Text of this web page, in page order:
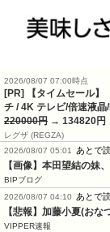
2026/08/07 07:00時点
[PR] 【タイムセール】
チ / 4K テレビ/倍速液
220000円 → 134820円
レグザ (REGZA)
2026/08/07 05:01
あとで
【画像】本田望結の妹
BIPブログ
2026/08/07 04:10
あとで
【悲報】加藤小夏(おな
VIPPER速報